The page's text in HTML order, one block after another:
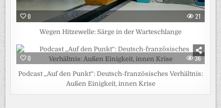
0 21
Wegen Hitzewelle: Särge in der Warteschlange
0 36
Podcast „Auf den Punkt“: Deutsch-französisches Verhältnis:
Außen Einigkeit, innen Krise